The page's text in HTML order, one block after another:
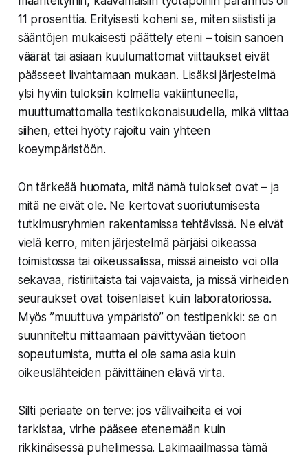
11 prosenttia. Erityisesti koheni se, miten siististi ja
sääntöjen mukaisesti päättely eteni – toisin sanoen
väärät tai asiaan kuulumattomat viittaukset eivät
päässeet livahtamaan mukaan. Lisäksi järjestelmä
ylsi hyviin tuloksiin kolmella vakiintuneella,
muuttumattomalla testikokonaisuudella, mikä viittaa
siihen, ettei hyöty rajoitu vain yhteen
koeympäristöön.
On tärkeää huomata, mitä nämä tulokset ovat – ja
mitä ne eivät ole. Ne kertovat suoriutumisesta
tutkimusryhmien rakentamissa tehtävissä. Ne eivät
vielä kerro, miten järjestelmä pärjäisi oikeassa
toimistossa tai oikeussalissa, missä aineisto voi olla
sekavaa, ristiriitaista tai vajavaista, ja missä virheiden
seuraukset ovat toisenlaiset kuin laboratoriossa.
Myös ”muuttuva ympäristö” on testipenkki: se on
suunniteltu mittaamaan päivittyvään tietoon
sopeutumista, mutta ei ole sama asia kuin
oikeuslähteiden päivittäinen elävä virta.
Silti periaate on terve: jos välivaiheita ei voi
tarkistaa, virhe pääsee etenemään kuin
rikkinäisessä puhelimessa. Lakimaailmassa tämä